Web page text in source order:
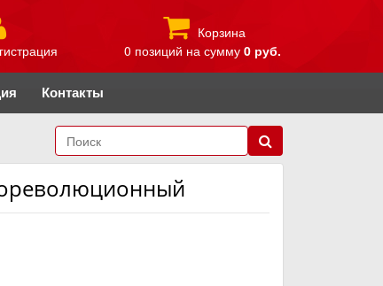
Корзина
0 позиций на сумму 0 руб.
Контакты